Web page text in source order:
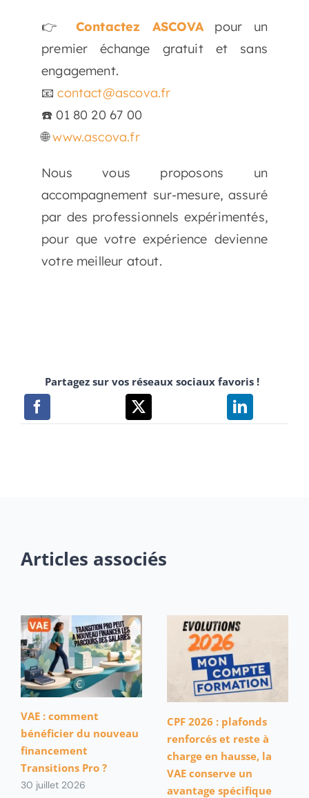
👉 Contactez ASCOVA
pour un
premier échange gratuit et sans
engagement.
📧contact@ascova.fr
☎️ 01 80 20 67 00
🌐www.ascova.fr
Nous vous proposons un
accompagnement sur-mesure, assuré
par des professionnels expérimentés,
pour que votre expérience devienne
votre meilleur atout.
Partagez sur vos réseaux sociaux favoris !
Articles associés
VAE : comment
bénéficier du nouveau
financement
Transitions Pro ?
30 juillet 2026
CPF 2026 : plafonds
renforcés et reste à
charge en hausse, la
VAE conserve un
avantage spécifique